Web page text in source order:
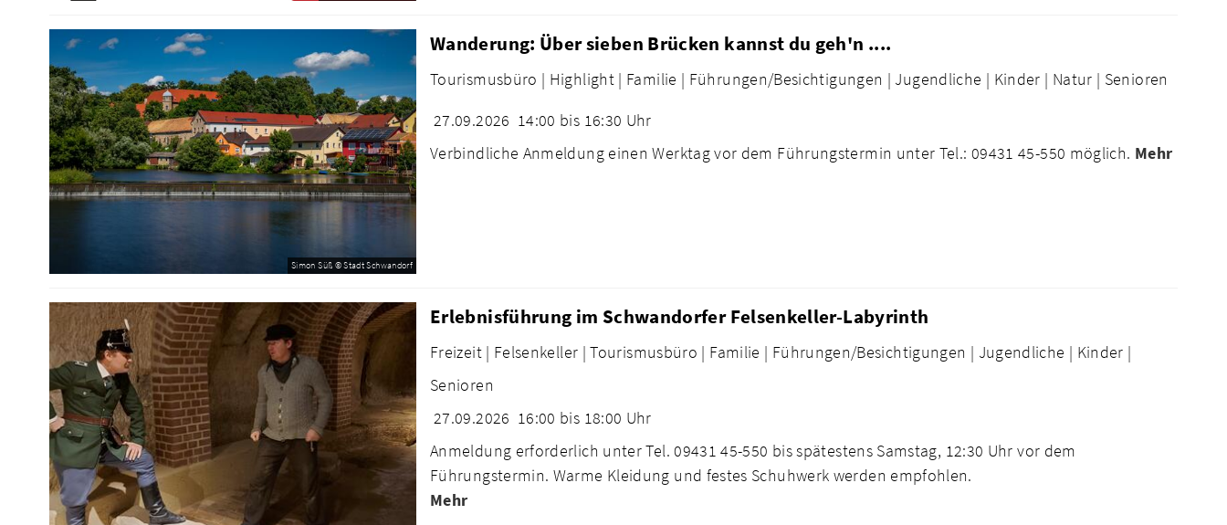
Simon Süß © Stadt Schwandorf
Wanderung: Über sieben Brücken kannst du geh'n ....
Tourismusbüro | Highlight | Familie | Führungen/Besichtigungen | Jugendliche | Kinder | Natur | Senioren
27.09.2026 14:00 bis 16:30 Uhr
Verbindliche Anmeldung einen Werktag vor dem Führungstermin unter Tel.: 09431 45-550 möglich. Mehr
Erlebnisführung im Schwandorfer Felsenkeller-Labyrinth
Freizeit | Felsenkeller | Tourismusbüro | Familie | Führungen/Besichtigungen | Jugendliche | Kinder |
Senioren
27.09.2026 16:00 bis 18:00 Uhr
Anmeldung erforderlich unter Tel. 09431 45-550 bis spätestens Samstag, 12:30 Uhr vor dem
Führungstermin. Warme Kleidung und festes Schuhwerk werden empfohlen.
Mehr